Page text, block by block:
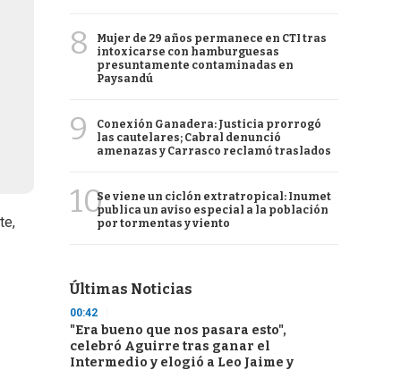
8
Mujer de 29 años permanece en CTI tras
intoxicarse con hamburguesas
presuntamente contaminadas en
Paysandú
9
Conexión Ganadera: Justicia prorrogó
las cautelares; Cabral denunció
amenazas y Carrasco reclamó traslados
10Se viene un ciclón extratropical: Inumet
publica un aviso especial a la población
por tormentas y viento
Últimas Noticias
00:42
"Era bueno que nos pasara esto",
celebró Aguirre tras ganar el
Intermedio y elogió a Leo Jaime y